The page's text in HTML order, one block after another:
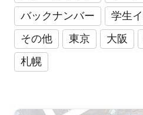
バックナンバー
学生
その他
東京 大阪
札幌